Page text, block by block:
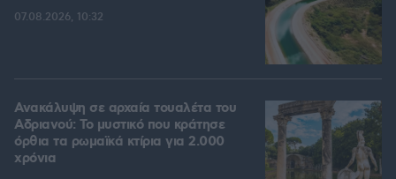
07.08.2026, 10:32
Ανακάλυψη σε αρχαία τουαλέτα του
Αδριανού: Το μυστικό που κράτησε
όρθια τα ρωμαϊκά κτίρια για 2.000
χρόνια